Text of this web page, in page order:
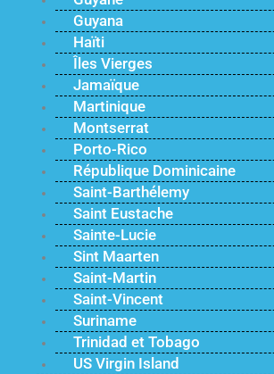
Guyana
Haïti
Îles Vierges
Jamaïque
Martinique
Montserrat
Porto-Rico
République Dominicaine
Saint-Barthélemy
Saint Eustache
Sainte-Lucie
Sint Maarten
Saint-Martin
Saint-Vincent
Suriname
Trinidad et Tobago
US Virgin Island